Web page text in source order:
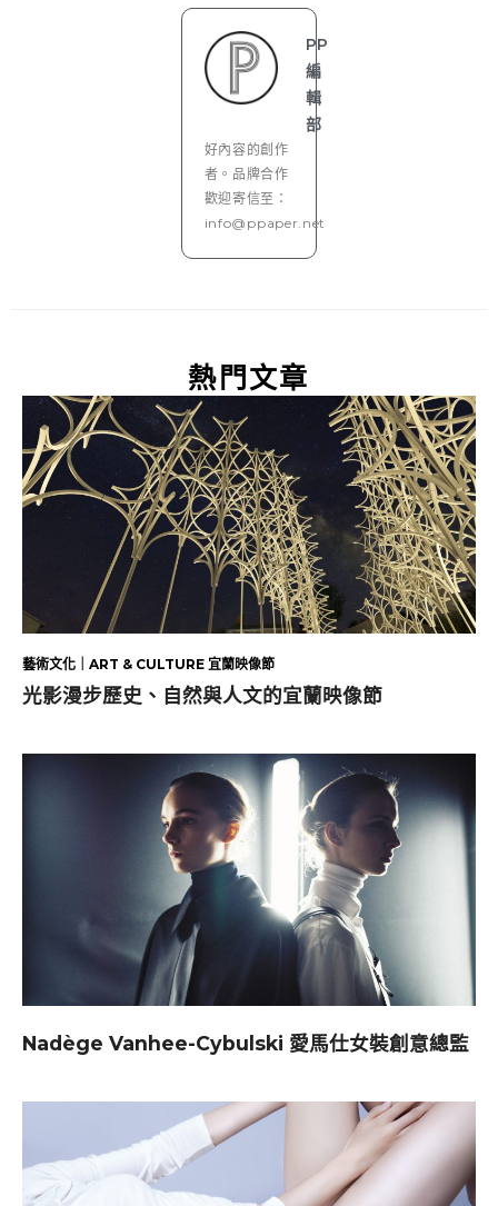
PP
編
輯
部
好內容的創作
者。品牌合作
歡迎寄信至：
info@ppaper.net
熱門文章
藝術文化｜ART & CULTURE 宜蘭映像節
光影漫步歷史、自然與人文的宜蘭映像節
Nadège Vanhee-Cybulski 愛馬仕女裝創意總監